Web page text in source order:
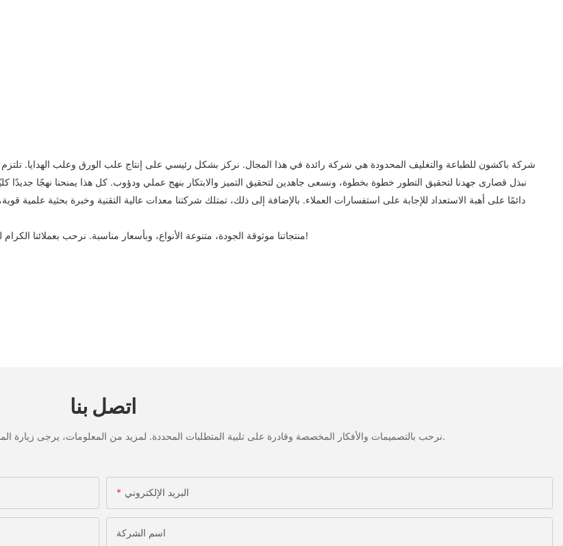
شركة باكشون للطباعة والتغليف المحدودة هي شركة رائدة في هذا المجال. نركز بشكل رئيسي على إنتاج علب الورق وعلب الهدايا. تلتزم
نبذل قصارى جهدنا لتحقيق التطور خطوة بخطوة، ونسعى جاهدين لتحقيق التميز والابتكار بنهج عملي ودؤوب. كل هذا يمنحنا نهجًا
دائمًا على أهبة الاستعداد للإجابة على استفسارات العملاء. بالإضافة إلى ذلك، تمتلك شركتنا معدات عالية التقنية وخبرة بحثية علمية
منتجاتنا موثوقة الجودة، متنوعة الأنواع، وبأسعار مناسبة. نرحب بعملائنا الكرام للتواصل معنا. نأمل مخلصين في بناء تعاون ودي، وتنمية مشتركة، ومنفعة متبادلة معكم!
اتصل بنا
نرحب بالتصميمات والأفكار المخصصة وقادرة على تلبية المتطلبات المحددة. لمزيد من المعلومات، يرجى زيارة الموقع الإلكتروني أو الاتصال بنا مباشرة مع أسئلة أو استفسارات.
البريد الإلكتروني
اسم الشركة